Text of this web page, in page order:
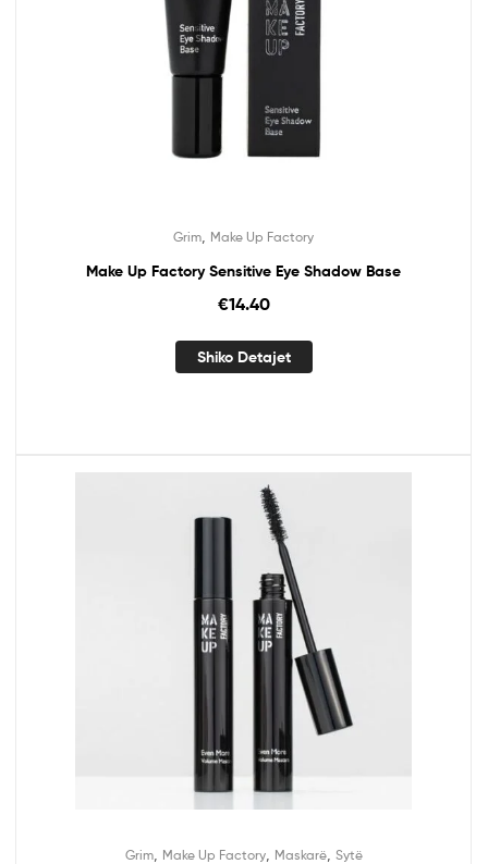
Grim Make Up Factory
Make Up Factory Sensitive Eye Shadow Base
€14.40
Shiko Detajet
Grim, Make Up Factory, Maskarë, Sytë